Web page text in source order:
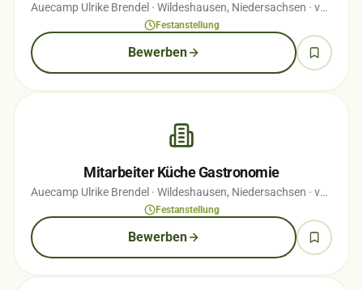
Auecamp Ulrike Brendel · Wildeshausen, Niedersachsen · vor 1 Wochen
Festanstellung
Bewerben
Mitarbeiter Küche Gastronomie
Auecamp Ulrike Brendel · Wildeshausen, Niedersachsen · vor 1 Wochen
Festanstellung
Bewerben